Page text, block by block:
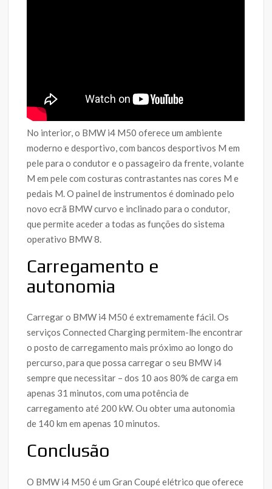
No interior, o BMW i4 M50 oferece um ambiente
moderno e desportivo, com bancos desportivos M em
pele para o condutor e o passageiro da frente, volante
M em pele com costuras contrastantes nas cores M e
pedais M. O painel de instrumentos é dominado pelo
novo ecrã BMW curvo e inclinado para o condutor,
que permite aceder a todas as funções do sistema
operativo BMW 8.
Carregamento e
autonomia
Carregar o BMW i4 M50 é extremamente fácil. Os
serviços Connected Charging permitem-lhe encontrar
o posto de carregamento mais próximo ao longo do
percurso, para que possa carregar o seu BMW i4
sempre que necessitar – dos 10 aos 80% de carga em
apenas 31 minutos, com uma potência de
carregamento até 200 kW. Ou obter uma autonomia
de 140 km em apenas 10 minutos.
Conclusão
O BMW i4 M50 é um Gran Coupé elétrico que oferece